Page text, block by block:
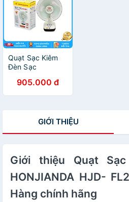
Quạt Sạc Kiêm
Đèn Sạc
HJD- FL301 LED
- Hàng chính
905.000 đ
GIỚI THIỆU
Giới thiệu Quạt
HONJIANDA HJD-
Hàng chính hãng